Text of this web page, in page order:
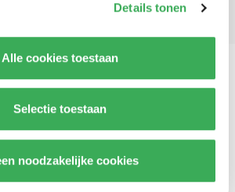
Details tonen
Alle cookies toestaan
Selectie toestaan
noodzakelijke cookies
of tips?Neem contact met